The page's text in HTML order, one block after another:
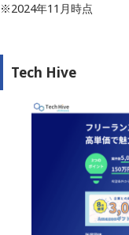
※2024年11月時点
Tech Hive